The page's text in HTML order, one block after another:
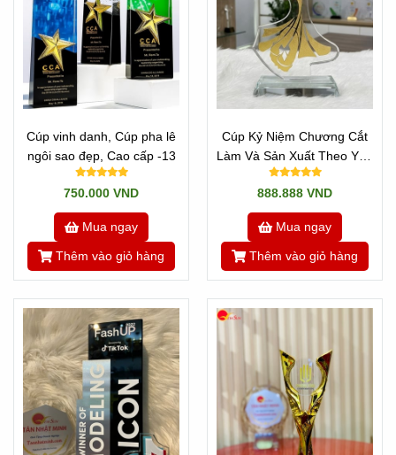
Cúp vinh danh, Cúp pha lê
ngôi sao đẹp, Cao cấp -13
750.000 VND
Mua ngay
Thêm vào giỏ hàng
Cúp Kỷ Niệm Chương Cắt
Làm Và Sản Xuất Theo Yêu
Cầu - CÚP HOA HẬU
888.888 VND
Mua ngay
Thêm vào giỏ hàng